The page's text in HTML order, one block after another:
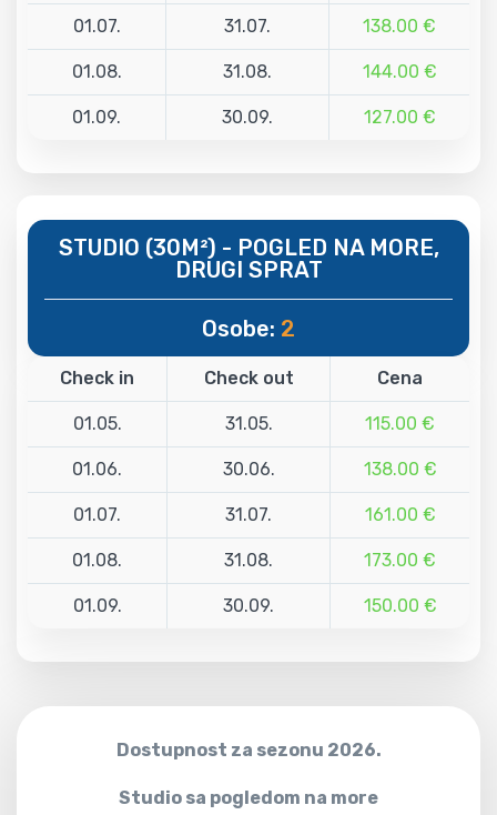
01.07. 31.07. 138.00 €
01.08. 31.08. 144.00 €
01.09. 30.09. 127.00 €
STUDIO (30M²) - POGLED NA MORE,
DRUGI SPRAT
Osobe: 2
Check in Check out Cena
01.05. 31.05. 115.00 €
01.06. 30.06. 138.00 €
01.07. 31.07. 161.00 €
01.08. 31.08. 173.00 €
01.09. 30.09. 150.00 €
Dostupnost za sezonu 2026.
Studio sa pogledom na more